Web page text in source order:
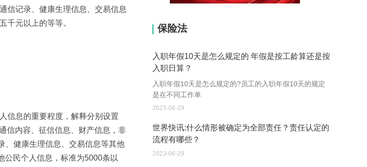
信记录、健康生理信息、交易信息
千元以上的等等。
信息的重要程度，解释分别设置
信内容、征信信息、财产信息，非
、健康生理信息、交易信息等其他
公民个人信息，标准为5000条以
保险法
入职年假10天是怎么规定的 年假是按工龄算还是按
入职日算？
入职年假10天是怎么规定的?员工的入职年假10天的规定
是在不同工作单
2023-06-29
世界快讯:什么情形被确定为全部责任？责任认定的
流程有哪些？
2023-06-29